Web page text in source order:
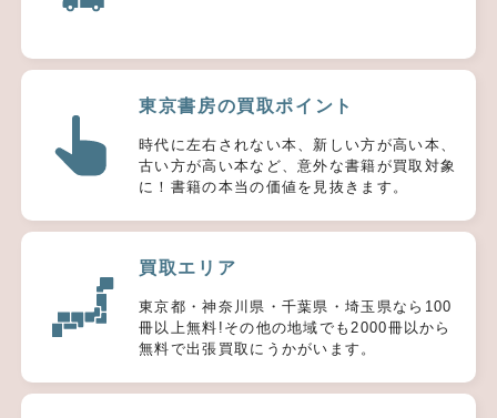
東京書房の買取ポイント
時代に左右されない本、新しい方が高い本、
古い方が高い本など、意外な書籍が買取対象
に！書籍の本当の価値を見抜きます。
買取エリア
東京都・神奈川県・千葉県・埼玉県なら100
冊以上無料!その他の地域でも2000冊以から
無料で出張買取にうかがいます。